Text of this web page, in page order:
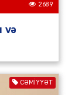
2689
və
CƏMIYYƏT